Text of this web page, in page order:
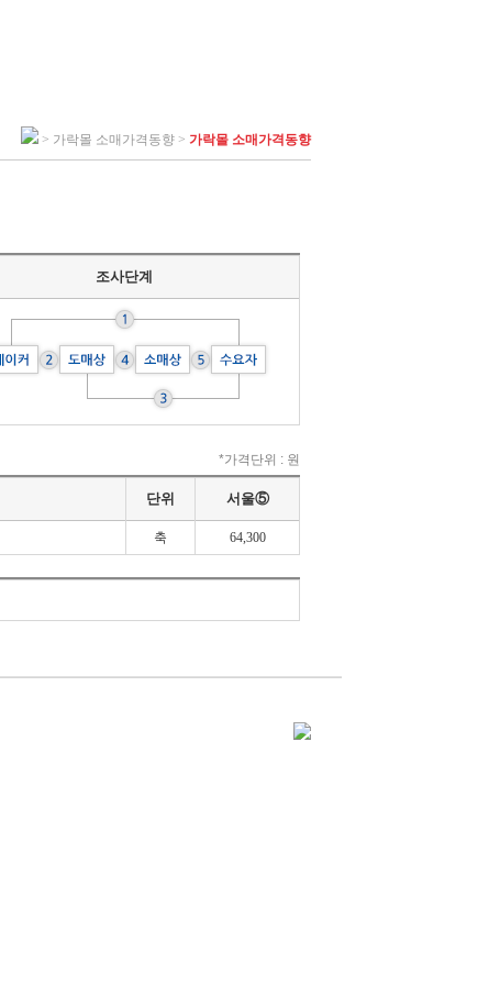
> 가락몰 소매가격동향 > 가락몰 소매가격동향
조사단계
*가격단위 : 원
단위 서울⑤
축 64,300